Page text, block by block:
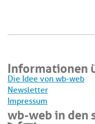
Informationen
Die Idee von wb-web
Newsletter
Impressum
wb-web in den